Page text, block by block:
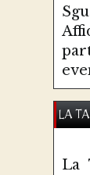
LA
La